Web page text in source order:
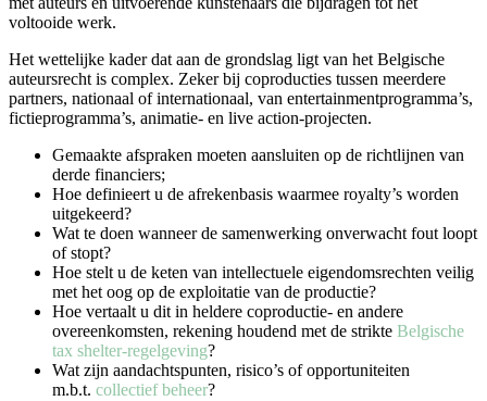
voltooide werk.
Het wettelijke kader dat aan de grondslag ligt van het Belgische
auteursrecht is complex. Zeker bij coproducties tussen meerdere
partners, nationaal of internationaal, van entertainmentprogramma’s,
fictieprogramma’s, animatie- en live action-projecten.
Gemaakte afspraken moeten aansluiten op de richtlijnen van
derde financiers;
Hoe definieert u de afrekenbasis waarmee royalty’s worden
uitgekeerd?
Wat te doen wanneer de samenwerking onverwacht fout loopt
of stopt?
Hoe stelt u de keten van intellectuele eigendomsrechten veilig
met het oog op de exploitatie van de productie?
Hoe vertaalt u dit in heldere coproductie- en andere
overeenkomsten, rekening houdend met de strikte Belgische
tax shelter-regelgeving?
Wat zijn aandachtspunten, risico’s of opportuniteiten
m.b.t. collectief beheer?